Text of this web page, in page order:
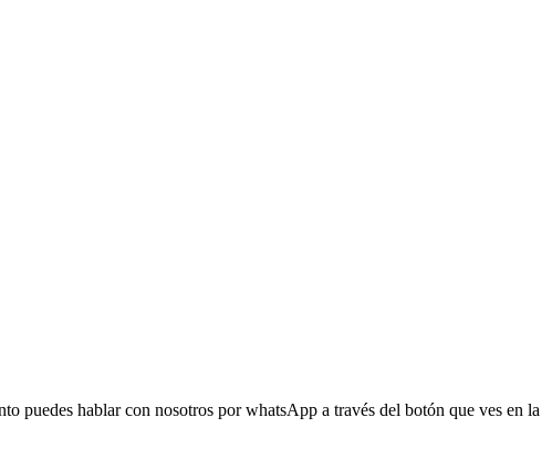
puedes hablar con nosotros por whatsApp a través del botón que ves en la